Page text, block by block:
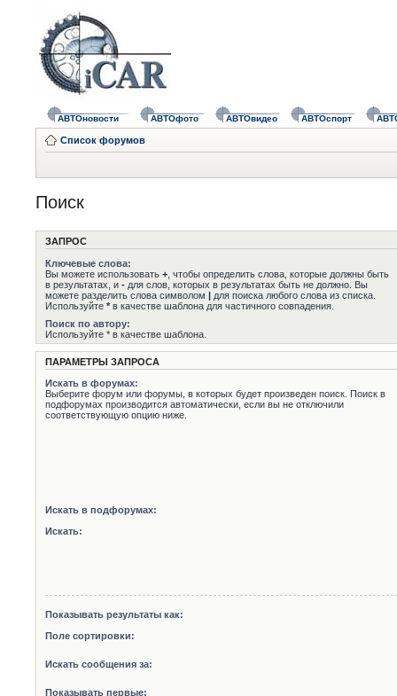
АВТОновости АВТОфото АВТОвидео АВТОспорт
Список форумов
Поиск
ЗАПРОС
Ключевые слова:
Вы можете использовать + , чтобы определить слова, которые должны быть
в результатах, и - для слов, которых в результатах быть не должно. Вы
можете разделить слова символом | для поиска любого слова из списка.
Используйте * в качестве шаблона для частичного совпадения.
Поиск по автору:
Используйте * в качестве шаблона.
ПАРАМЕТРЫ ЗАПРОСА
Искать в форумах:
Выберите форум или форумы, в которых будет произведен поиск. Поиск в
подфорумах производится автоматически, если вы не отключили
соответствующую опцию ниже.
Искать в подфорумах:
Искать:
Показывать результаты как:
Поле сортировки:
Искать сообщения за:
Показывать первые: